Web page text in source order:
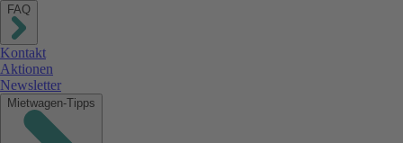
FAQ
Kontakt
Aktionen
Newsletter
Mietwagen-Tipps